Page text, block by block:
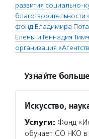
развития социально-
фонд Владимира
Елены и Геннадия
организация
Узнайте
Искусство,
Услуги: Фонд
обучает СО НКО в